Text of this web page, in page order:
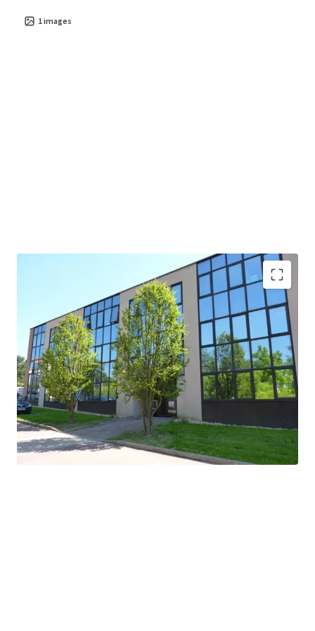
1images
Grand terrain de 1,2 ha offrant des options
d'expansion ou de réaménagement